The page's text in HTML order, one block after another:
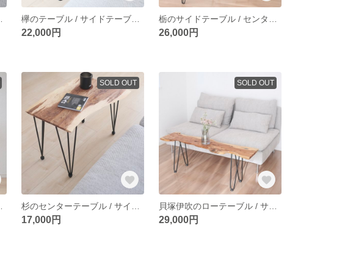
22,000円 26,000円
SOLD OUT
17,000円
SOLD OUT
29,000円